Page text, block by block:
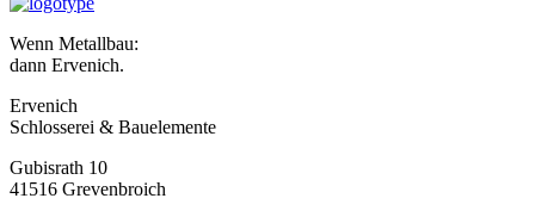
Wenn Metallbau:
dann Ervenich.
Ervenich
Schlosserei & Bauelemente
Gubisrath 10
41516 Grevenbroich